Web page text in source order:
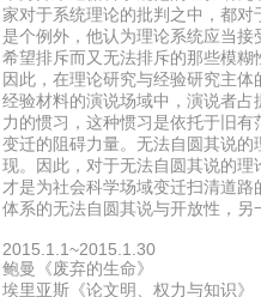
家对于系统理论的批判之中，都
是个例外，他认为理论系统应当
希望排斥而又无法排斥的那些模
因此，在理论研究与经验研究主
经验材料的演说场域中，演说者
力的惯习，这种惯习是依托于旧
变迁的阻碍力量。无法自圆其说
现。因此，对于无法自圆其说的
才是为社会科学场域变迁扫清道
体系的无法自圆其说与开放性，
2015.1.1~2015.1.30
鲍曼《废弃的生命》
埃里亚斯《论文明、权力与知识》